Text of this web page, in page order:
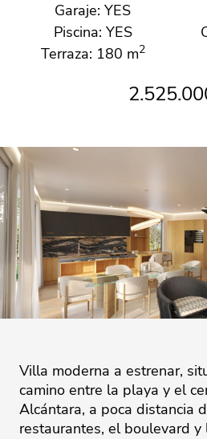
Garaje: YES
Piscina: YES
Terraza: 180 m2
Villa moderna a estrenar,
camino entre la playa y el
Alcántara, a poca distancia
restaurantes, el boulevard y